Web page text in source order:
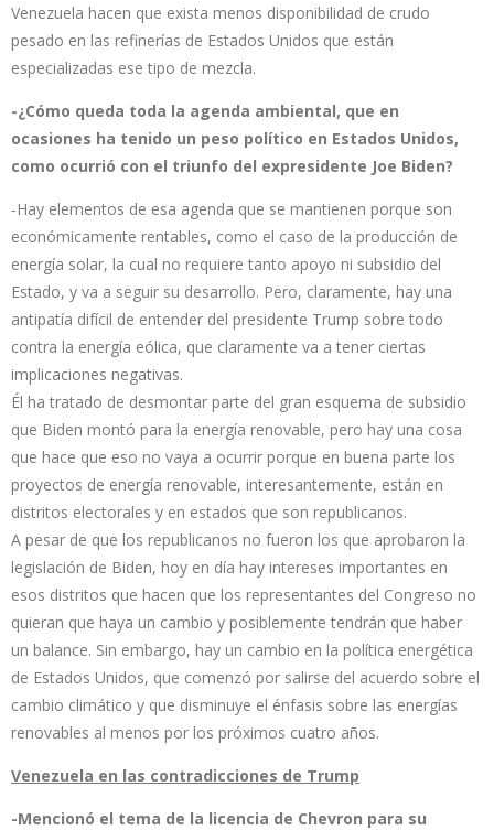
Venezuela hacen que exista menos disponibilidad de crudo
pesado en las refinerías de Estados Unidos que están
especializadas ese tipo de mezcla.
-¿Cómo queda toda la agenda ambiental, que en
ocasiones ha tenido un peso político en Estados Unidos,
como ocurrió con el triunfo del expresidente Joe Biden?
-Hay elementos de esa agenda que se mantienen porque son
económicamente rentables, como el caso de la producción de
energía solar, la cual no requiere tanto apoyo ni subsidio del
Estado, y va a seguir su desarrollo. Pero, claramente, hay una
antipatía difícil de entender del presidente Trump sobre todo
contra la energía eólica, que claramente va a tener ciertas
implicaciones negativas.
Él ha tratado de desmontar parte del gran esquema de subsidio
que Biden montó para la energía renovable, pero hay una cosa
que hace que eso no vaya a ocurrir porque en buena parte los
proyectos de energía renovable, interesantemente, están en
distritos electorales y en estados que son republicanos.
A pesar de que los republicanos no fueron los que aprobaron la
legislación de Biden, hoy en día hay intereses importantes en
esos distritos que hacen que los representantes del Congreso no
quieran que haya un cambio y posiblemente tendrán que haber
un balance. Sin embargo, hay un cambio en la política energética
de Estados Unidos, que comenzó por salirse del acuerdo sobre el
cambio climático y que disminuye el énfasis sobre las energías
renovables al menos por los próximos cuatro años.
Venezuela en las contradicciones de Trump
-Mencionó el tema de la licencia de Chevron para su